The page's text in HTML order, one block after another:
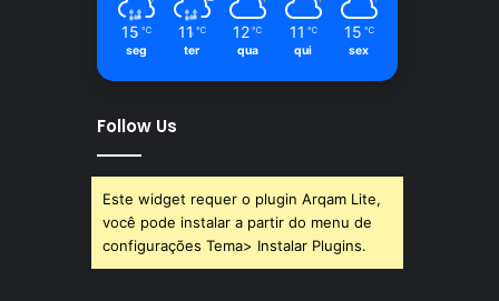
15 ℃
seg
11 ℃
ter
12 ℃
qua
11 ℃
qui
15 ℃
sex
Follow Us
Este widget requer o plugin Arqam Lite,
você pode instalar a partir do menu de
configurações Tema> Instalar Plugins.